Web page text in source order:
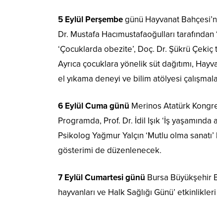
5 Eylül Perşembegünü Hayvanat
Dr. Mustafa Hacımustafaoğulları
‘Çocuklarda obezite’, Doç. Dr. Şükrü Çekiç
Ayrıca çocuklara yönelik süt dağıtımı,
el yıkama deneyi ve bilim atölyesi
6 Eylül Cuma günü Merinos Atatürk
Programda, Prof. Dr. İdil Işık ‘İş
Psikolog Yağmur Yalçın ‘Mutlu olma
gösterimi de düzenlenecek.
7 Eylül Cumartesi günü Bursa Büyükşehir
hayvanları ve Halk Sağlığı Günü’